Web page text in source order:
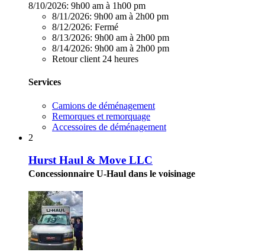
8/10/2026: 9h00 am à 1h00 pm
8/11/2026: 9h00 am à 2h00 pm
8/12/2026: Fermé
8/13/2026: 9h00 am à 2h00 pm
8/14/2026: 9h00 am à 2h00 pm
Retour client 24 heures
Services
Camions de déménagement
Remorques et remorquage
Accessoires de déménagement
2
Hurst Haul & Move LLC
Concessionnaire U-Haul dans le voisinage